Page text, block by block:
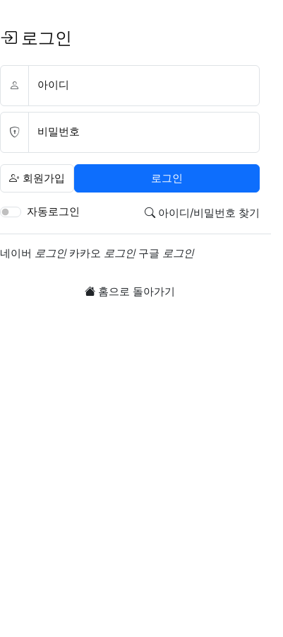
로그인
아이디
비밀번호
회원가입 로그인
자동로그인 아이디/비밀번호 찾기
소셜계정으로 로그인
네이버 로그인 카카오 로그인 구글 로그인
홈으로 돌아가기